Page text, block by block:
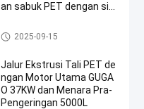
an sabuk PET dengan sis
pengeringan
Mesin Pembuat Tali PET
2025-09-15
Jalur Ekstrusi Tali PET de
ngan Motor Utama GUGA
O 37KW dan Menara Pra-
Pengeringan 5000L